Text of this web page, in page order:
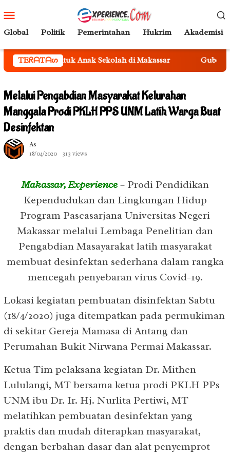
ke
kontenMobile
Global Politik Pemerintahan Hukrim Akademisi
TEᖇᗩTᗩᔕ
Anak Sekolah di Makassar Gubernur Andi Sudirman
Melalui Pengabdian Masyarakat Kelurahan
Manggala Prodi PKLH PPS UNM Latih Warga Buat
Desinfektan
As
18/04/2020
313 views
Makassar, Experience– Prodi Pendidikan
Kependudukan dan Lingkungan Hidup
Program Pascasarjana Universitas Negeri
Makassar melalui Lembaga Penelitian dan
Pengabdian Masayarakat latih masyarakat
membuat desinfektan sederhana dalam rangka
mencegah penyebaran virus Covid-19.
Lokasi kegiatan pembuatan disinfektan Sabtu
(18/4/2020) juga ditempatkan pada permukiman
di sekitar Gereja Mamasa di Antang dan
Perumahan Bukit Nirwana Permai Makassar.
Ketua Tim pelaksana kegiatan Dr. Mithen
Lululangi, MT bersama ketua prodi PKLH PPs
UNM ibu Dr. Ir. Hj. Nurlita Pertiwi, MT
melatihkan pembuatan desinfektan yang
praktis dan mudah diterapkan masyarakat,
dengan berbahan dasar dan alat penyemprot